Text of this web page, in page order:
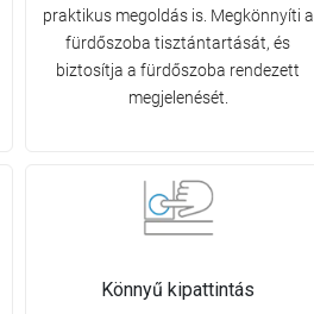
praktikus megoldás is. Megkönnyíti a
fürdőszoba tisztántartását, és
biztosítja a fürdőszoba rendezett
megjelenését.
Könnyű kipattintás